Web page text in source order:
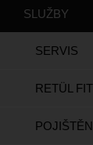
SLUŽBY
SERVIS
RETÜL FIT